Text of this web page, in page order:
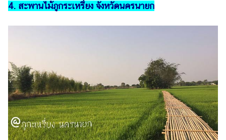
4. สะพานไม้ภูกระเหรี่ยง จังหวัดนครนายก